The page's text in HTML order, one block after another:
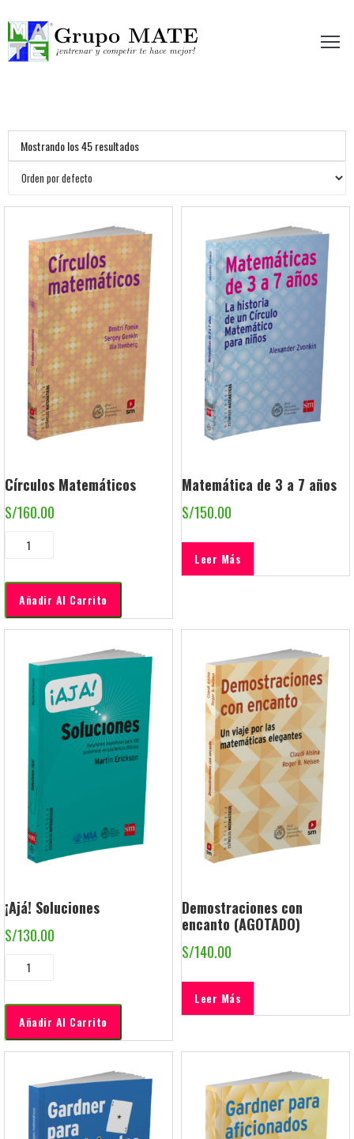
te hace mejor!
Mostrando los 45 resultados
Círculos Matemáticos
S/160.00
Añadir Al Carrito
Matemática de 3 a 7 años
S/150.00
Leer Más
¡Ajá! Soluciones
S/130.00
Añadir Al Carrito
Demostraciones con
encanto (AGOTADO)
S/140.00
Leer Más